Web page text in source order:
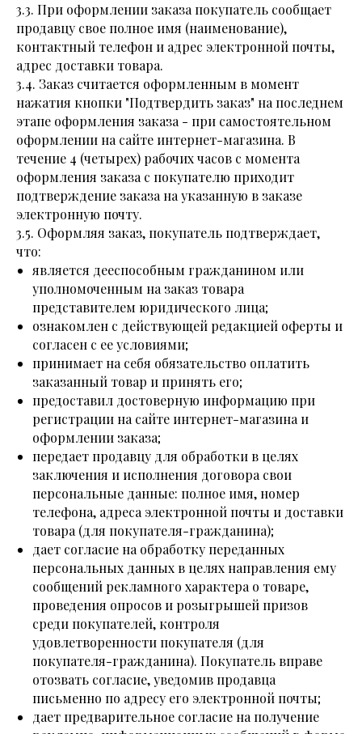
3.3. При оформлении заказа покупатель сообщает
продавцу свое полное имя (наименование),
контактный телефон и адрес электронной почты,
адрес доставки товара.
3.4. Заказ считается оформленным в момент
нажатия кнопки "Подтвердить заказ" на последнем
этапе оформления заказа - при самостоятельном
оформлении на сайте интернет-магазина. В
течение 4 (четырех) рабочих часов с момента
оформления заказа с покупателю приходит
подтверждение заказа на указанную в заказе
электронную почту.
3.5. Оформляя заказ, покупатель подтверждает,
что:
является дееспособным гражданином или
уполномоченным на заказ товара
представителем юридического лица;
ознакомлен с действующей редакцией оферты и
согласен с ее условиями;
принимает на себя обязательство оплатить
заказанный товар и принять его;
предоставил достоверную информацию при
регистрации на сайте интернет-магазина и
оформлении заказа;
передает продавцу для обработки в целях
заключения и исполнения договора свои
персональные данные: полное имя, номер
телефона, адреса электронной почты и доставки
товара (для покупателя-гражданина);
дает согласие на обработку переданных
персональных данных в целях направления ему
сообщений рекламного характера о товаре,
проведения опросов и розыгрышей призов
среди покупателей, контроля
удовлетворенности покупателя (для
покупателя-гражданина). Покупатель вправе
отозвать согласие, уведомив продавца
письменно по адресу его электронной почты;
дает предварительное согласие на получение